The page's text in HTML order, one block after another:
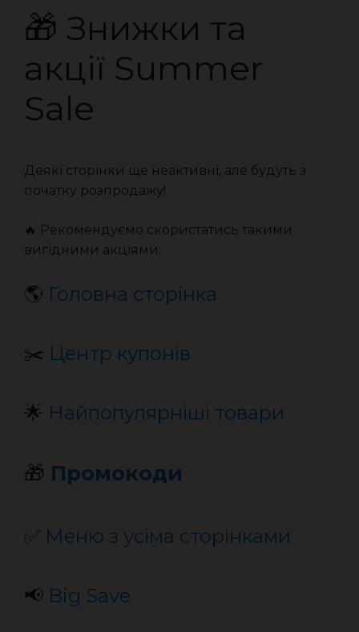
🎁 Знижки та
акції Summer
Sale
Деякі сторінки ще неактивні, але будуть з
початку розпродажу!
🔥 Рекомендуємо скористатись такими
вигідними акціями:
🌎 Головна сторінка
✂️ Центр купонів
🌟 Найпопулярніші товари
🎁 Промокоди
✅ Меню з усіма сторінками
📢 Big Save